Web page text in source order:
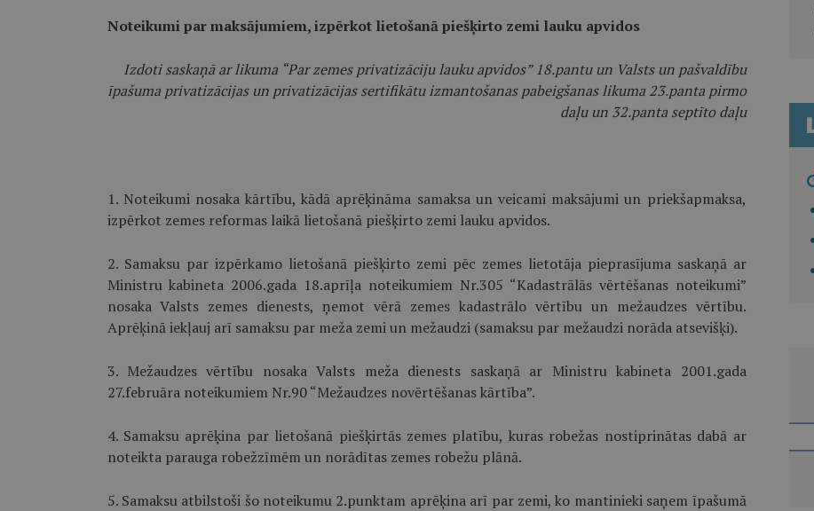
Noteikumi par maksājumiem, izpērkot lietošanā piešķirto zemi lauku apvidos
Izdoti saskaņā ar likuma “Par zemes privatizāciju lauku apvidos” 18.pantu un Valsts un pašvaldību
īpašuma privatizācijas un privatizācijas sertifikātu izmantošanas pabeigšanas likuma 23.panta pirmo
daļu un 32.panta septīto daļu
1. Noteikumi nosaka kārtību, kādā aprēķināma samaksa un veicami maksājumi un priekšapmaksa,
izpērkot zemes reformas laikā lietošanā piešķirto zemi lauku apvidos.
2. Samaksu par izpērkamo lietošanā piešķirto zemi pēc zemes lietotāja pieprasījuma saskaņā ar
Ministru kabineta 2006.gada 18.aprīļa noteikumiem Nr.305 “Kadastrālās vērtēšanas noteikumi”
nosaka Valsts zemes dienests, ņemot vērā zemes kadastrālo vērtību un mežaudzes vērtību.
Aprēķinā iekļauj arī samaksu par meža zemi un mežaudzi (samaksu par mežaudzi norāda atsevišķi).
3. Mežaudzes vērtību nosaka Valsts meža dienests saskaņā ar Ministru kabineta 2001.gada
27.februāra noteikumiem Nr.90 “Mežaudzes novērtēšanas kārtība”.
4. Samaksu aprēķina par lietošanā piešķirtās zemes platību, kuras robežas nostiprinātas dabā ar
noteikta parauga robežzīmēm un norādītas zemes robežu plānā.
5. Samaksu atbilstoši šo noteikumu 2.punktam aprēķina arī par zemi, ko mantinieki saņem īpašumā